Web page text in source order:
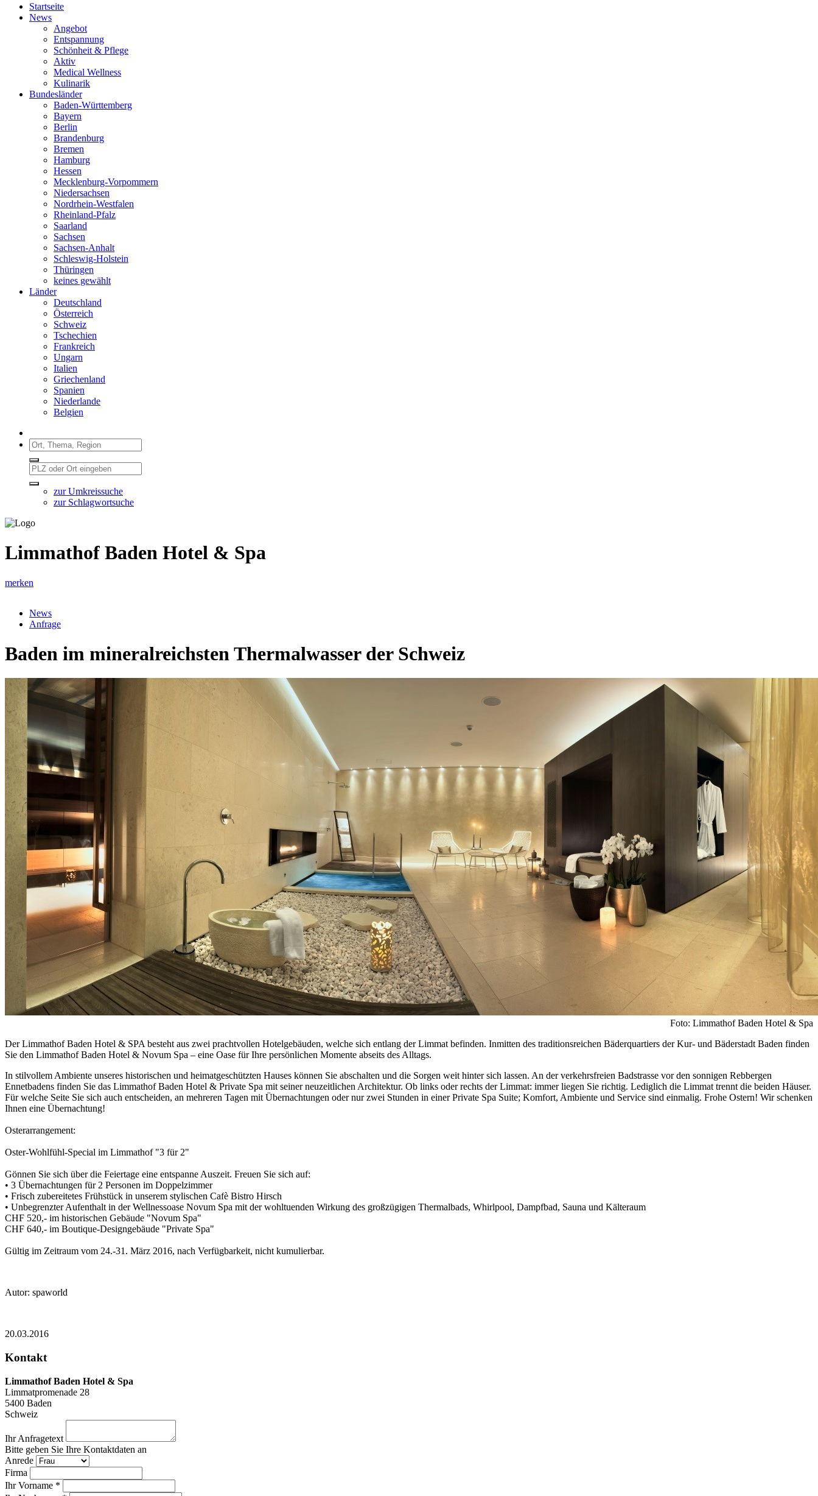
Startseite
News
Angebot
Entspannung
Schönheit & Pflege
Aktiv
Medical Wellness
Kulinarik
Bundesländer
Baden-Württemberg
Bayern
Berlin
Brandenburg
Bremen
Hamburg
Hessen
Mecklenburg-Vorpommern
Niedersachsen
Nordrhein-Westfalen
Rheinland-Pfalz
Saarland
Sachsen
Sachsen-Anhalt
Schleswig-Holstein
Thüringen
keines gewählt
Länder
Deutschland
Österreich
Schweiz
Tschechien
Frankreich
Ungarn
Italien
Griechenland
Spanien
Niederlande
Belgien
zur Umkreissuche
zur Schlagwortsuche
Limmathof Baden Hotel & Spa
merken
News
Anfrage
Baden im mineralreichsten Thermalwasser der Schweiz
Foto: Limmathof Baden Hotel & Spa
Der Limmathof Baden Hotel & SPA besteht aus zwei prachtvollen Hotelgebäuden, welche sich entlang der Limmat befinden. Inmitten des traditionsreichen Bäderquartiers der Kur- und Bäderstadt Baden finden
Sie den Limmathof Baden Hotel & Novum Spa – eine Oase für Ihre persönlichen Momente abseits des Alltags.
In stilvollem Ambiente unseres historischen und heimatgeschützten Hauses können Sie abschalten und die Sorgen weit hinter sich lassen. An der verkehrsfreien Badstrasse vor den sonnigen Rebbergen
Ennetbadens finden Sie das Limmathof Baden Hotel & Private Spa mit seiner neuzeitlichen Architektur. Ob links oder rechts der Limmat: immer liegen Sie richtig. Lediglich die Limmat trennt die beiden Häuser.
Für welche Seite Sie sich auch entscheiden, an mehreren Tagen mit Übernachtungen oder nur zwei Stunden in einer Private Spa Suite; Komfort, Ambiente und Service sind einmalig. Frohe Ostern! Wir schenken
Ihnen eine Übernachtung!
Osterarrangement:
Oster-Wohlfühl-Special im Limmathof "3 für 2"
Gönnen Sie sich über die Feiertage eine entspanne Auszeit. Freuen Sie sich auf:
• 3 Übernachtungen für 2 Personen im Doppelzimmer
• Frisch zubereitetes Frühstück in unserem stylischen Cafè Bistro Hirsch
• Unbegrenzter Aufenthalt in der Wellnessoase Novum Spa mit der wohltuenden Wirkung des großzügigen Thermalbads, Whirlpool, Dampfbad, Sauna und Kälteraum
CHF 520,- im historischen Gebäude "Novum Spa"
CHF 640,- im Boutique-Designgebäude "Private Spa"
Gültig im Zeitraum vom 24.-31. März 2016, nach Verfügbarkeit, nicht kumulierbar.
Autor: spaworld
20.03.2016
Kontakt
Limmathof Baden Hotel & Spa
Limmatpromenade 28
5400 Baden
Schweiz
Ihr Anfragetext
Bitte geben Sie Ihre Kontaktdaten an
Anrede
Firma
Ihr Vorname *